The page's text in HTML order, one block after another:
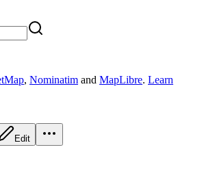
, Nominatim and MapLibre. Learn
Edit